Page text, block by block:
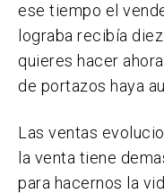
ese tiempo el
lograba recibía
quieres hacer
de portazos haya
Las ventas
la venta tiene
para hacernos la